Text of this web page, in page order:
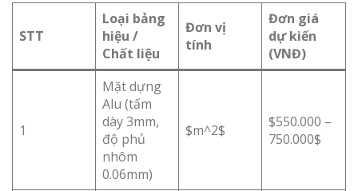
STT
Loại bảng
hiệu /
Chất liệu
Đơn vị
tính
Đơn giá
dự kiến
(VNĐ)
1
Mặt dựng
Alu (tấm
dày 3mm,
độ phủ
nhôm
0.06mm)
$m^2$
$550.000 –
750.000$